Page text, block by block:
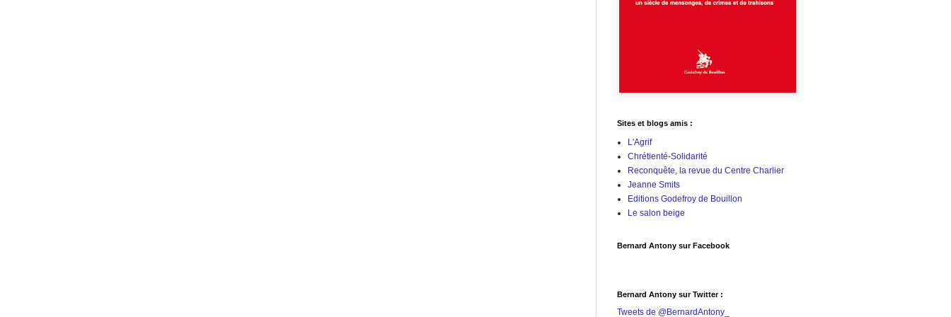
Sites et blogs amis :
L'Agrif
Chrétienté-Solidarité
Reconquête, la revue du Centre Charlier
Jeanne Smits
Editions Godefroy de Bouillon
Le salon beige
Bernard Antony sur Facebook
Bernard Antony sur Twitter :
Tweets de @BernardAntony_